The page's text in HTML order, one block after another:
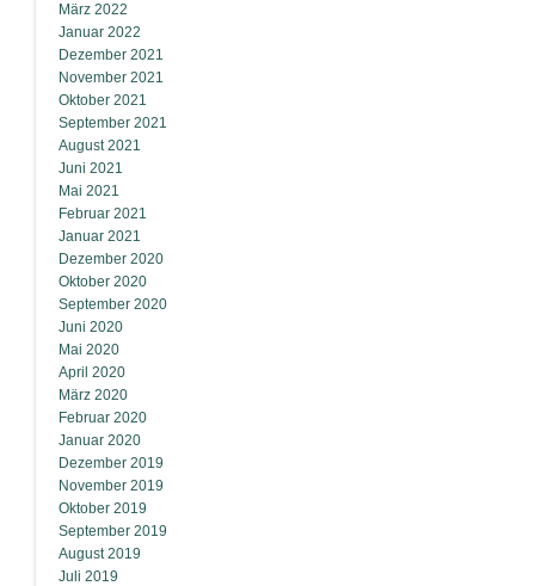
März 2022
Januar 2022
Dezember 2021
November 2021
Oktober 2021
September 2021
August 2021
Juni 2021
Mai 2021
Februar 2021
Januar 2021
Dezember 2020
Oktober 2020
September 2020
Juni 2020
Mai 2020
April 2020
März 2020
Februar 2020
Januar 2020
Dezember 2019
November 2019
Oktober 2019
September 2019
August 2019
Juli 2019